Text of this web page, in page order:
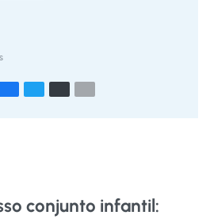
conjunto infantil: